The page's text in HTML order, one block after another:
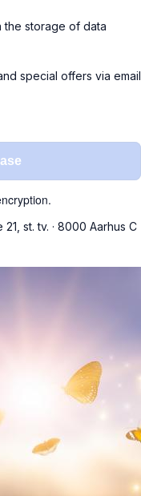
the storage of data
special offers via email
st. tv. · 8000 Aarhus C